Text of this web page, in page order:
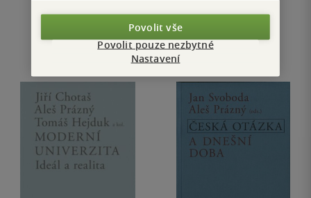
Povolit vše
Povolit pouze nezbytné
Nastavení